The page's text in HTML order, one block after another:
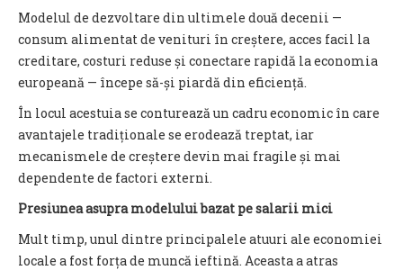
Modelul de dezvoltare din ultimele două decenii —
consum alimentat de venituri în creștere, acces facil la
creditare, costuri reduse și conectare rapidă la economia
europeană — începe să-și piardă din eficiență.
În locul acestuia se conturează un cadru economic în care
avantajele tradiționale se erodează treptat, iar
mecanismele de creștere devin mai fragile și mai
dependente de factori externi.
Presiunea asupra modelului bazat pe salarii mici
Mult timp, unul dintre principalele atuuri ale economiei
locale a fost forța de muncă ieftină. Aceasta a atras